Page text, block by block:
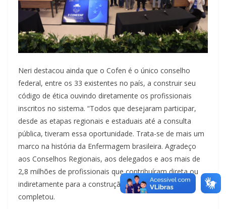
Neri destacou ainda que o Cofen é o único conselho
federal, entre os 33 existentes no país, a construir seu
código de ética ouvindo diretamente os profissionais
inscritos no sistema. “Todos que desejaram participar,
desde as etapas regionais e estaduais até a consulta
pública, tiveram essa oportunidade. Trata-se de mais um
marco na história da Enfermagem brasileira. Agradeço
aos Conselhos Regionais, aos delegados e aos mais de
2,8 milhões de profissionais que contribuíram direta ou
indiretamente para a construção deste documento”,
completou.